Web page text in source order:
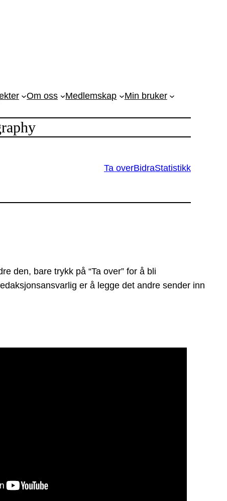
Om oss Medlemskap Min bruker
Ta overBidraStatistikk
den, bare trykk på “Ta over” for å bli
er å legge det andre sender inn